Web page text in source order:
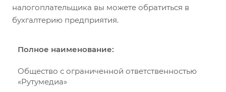
налогоплательщика вы можете обратиться в
бухгалтерию предприятия.
Полное наименование:
Общество с ограниченной ответственностью
«Рутумедиа»